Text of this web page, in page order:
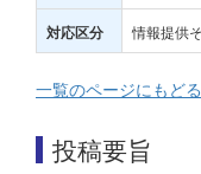
対応区分 情報提供
一覧のページにもどる
投稿要旨